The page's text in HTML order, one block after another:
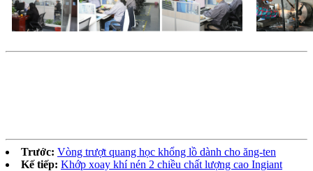
Trước: Vòng trượt quang học khổng lồ dành cho ăng-ten
Kế tiếp: Khớp xoay khí nén 2 chiều chất lượng cao Ingiant